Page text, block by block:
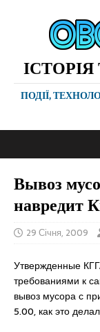
ПОДІЇ,
Вывоз
навредит
29 Січня, 2009
Утвержденные
требованиями к
вывоз мусора с
5.00, как это